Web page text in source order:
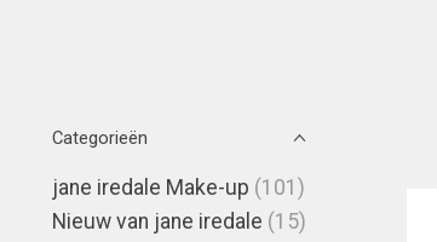
Categorieën
jane iredale Make-up (101)
Nieuw van jane iredale (15)